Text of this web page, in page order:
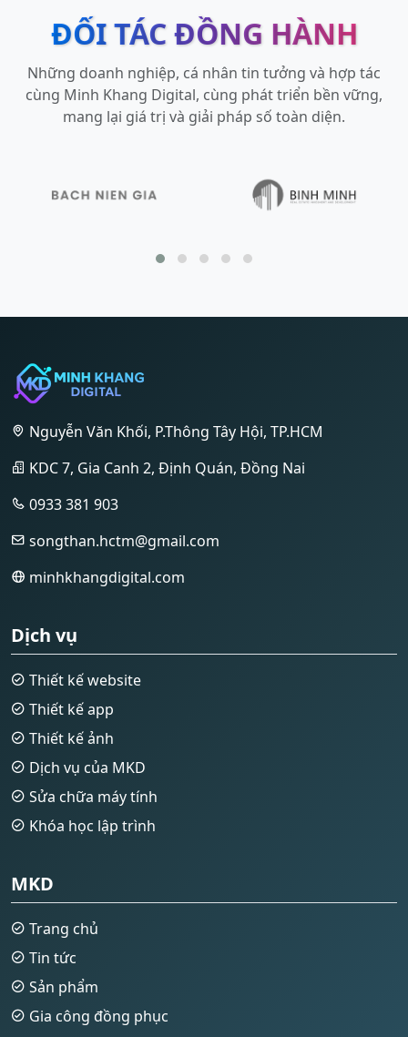
ĐỐI TÁC ĐỒNG HÀNH
Những doanh nghiệp, cá nhân tin tưởng và hợp tác
cùng Minh Khang Digital, cùng phát triển bền vững,
mang lại giá trị và giải pháp số toàn diện.
Nguyễn Văn Khối, P.Thông Tây Hội, TP.HCM
KDC 7, Gia Canh 2, Định Quán, Đồng Nai
0933 381 903
songthan.hctm@gmail.com
minhkhangdigital.com
Dịch vụ
Thiết kế website
Thiết kế app
Thiết kế ảnh
Dịch vụ của MKD
Sửa chữa máy tính
Khóa học lập trình
MKD
Trang chủ
Tin tức
Sản phẩm
Gia công đồng phục